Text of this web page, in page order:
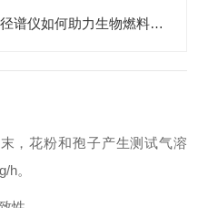
高温高压下，Palas®气溶胶粒径谱仪如何助力生物燃料研究
末，花粉和孢子产生测试气溶
h。